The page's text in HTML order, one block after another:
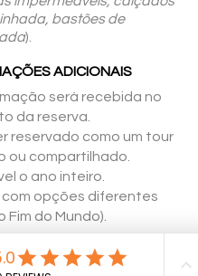
bastões de
).
ADICIONAIS
será recebida no
da reserva.
reservado como um tour
ou compartilhado.
o ano inteiro.
com opções diferentes
Fim do Mundo).